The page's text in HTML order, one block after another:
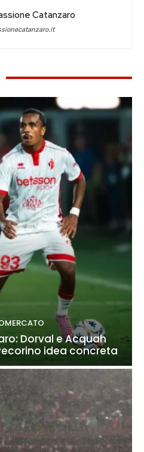
Catanzaro
Dorval e Acquah
idea concreta